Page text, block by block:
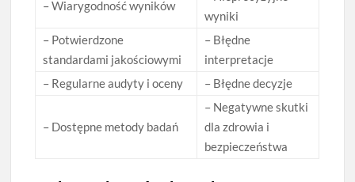
– Wiarygodność wyników
wyniki
– Potwierdzone
standardami jakościowymi
– Błędne
interpretacje
– Regularne audyty i oceny
– Błędne decyzje
– Dostępne metody badań
– Negatywne skutki
dla zdrowia i
bezpieczeństwa